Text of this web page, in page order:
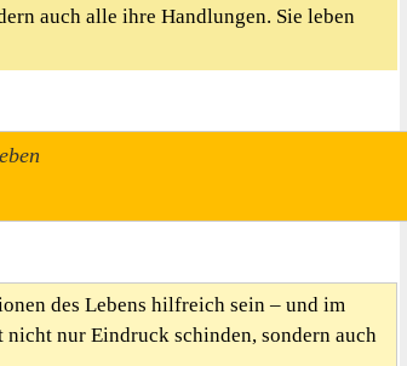
auch alle ihre Handlungen. Sie leben
des Lebens hilfreich sein – und im
nur Eindruck schinden, sondern auch